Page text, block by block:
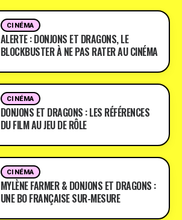
CINÉMA
ALERTE : DONJONS ET DRAGONS, LE
BLOCKBUSTER À NE PAS RATER AU CINÉMA
CINÉMA
DONJONS ET DRAGONS : LES RÉFÉRENCES
DU FILM AU JEU DE RÔLE
CINÉMA
MYLÈNE FARMER & DONJONS ET DRAGONS :
UNE BO FRANÇAISE SUR-MESURE